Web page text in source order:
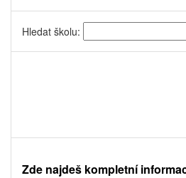
Hledat školu:
Zde najdeš kompletní